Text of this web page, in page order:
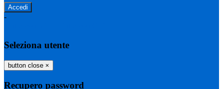
-
Seleziona utente
button close ×
Recupero password